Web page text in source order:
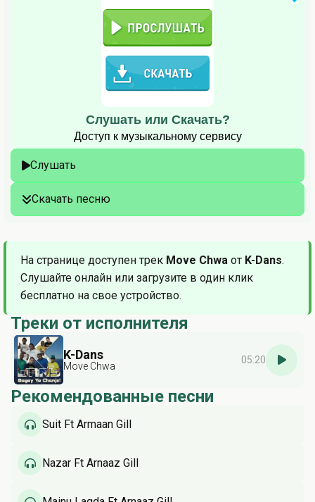
Слушать или Скачать?
Доступ к музыкальному сервису
Слушать
Скачать песню
На странице доступен трек Move Chwa от K-Dans.
Слушайте онлайн или загрузите в один клик
бесплатно на свое устройство.
Треки от исполнителя
K-Dans
Move Chwa
05:20
Рекомендованные песни
Suit Ft Armaan Gill
Nazar Ft Arnaaz Gill